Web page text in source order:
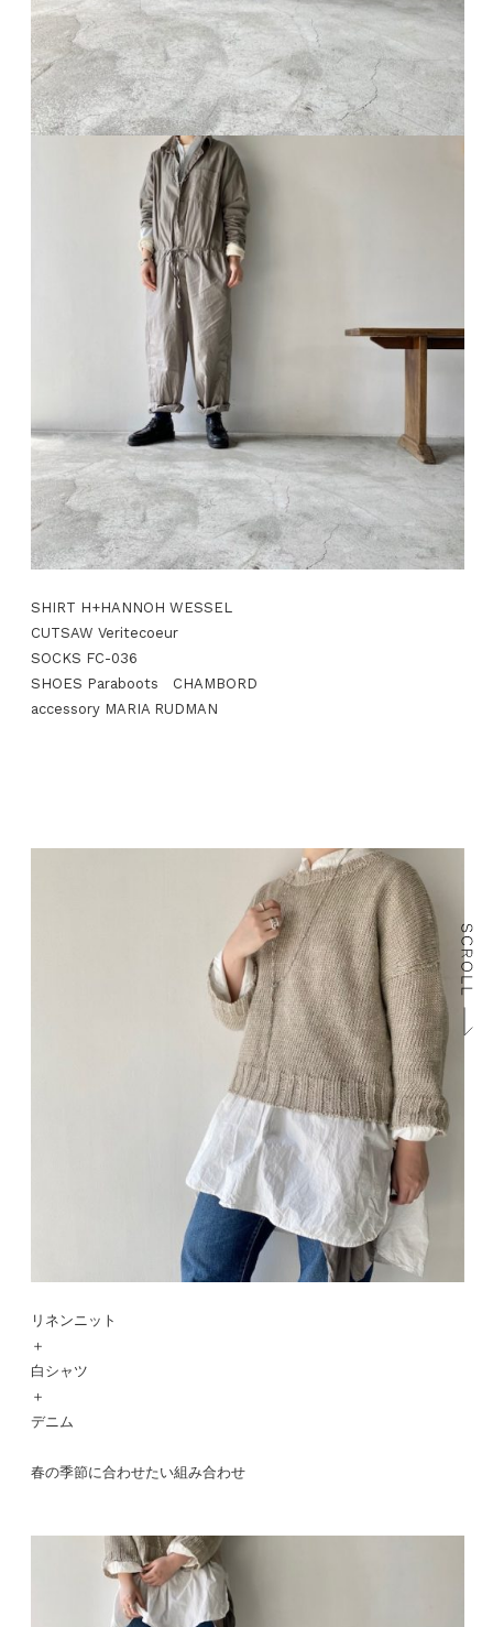
SHIRT H+HANNOH WESSEL
CUTSAW Veritecoeur
SOCKS FC-036
SHOES Paraboots CHAMBORD
accessory MARIA RUDMAN
リネンニット
＋
白シャツ
＋
デニム
春の季節に合わせたい組み合わせ